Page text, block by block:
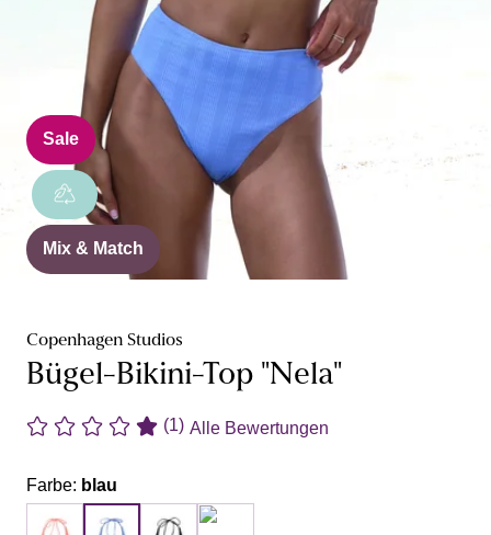
Sale
Mix & Match
Copenhagen Studios
Bügel-Bikini-Top "Nela"
(1) Alle Bewertungen
Farbe: blau